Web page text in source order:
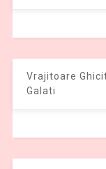
Vrajitoare
Galati